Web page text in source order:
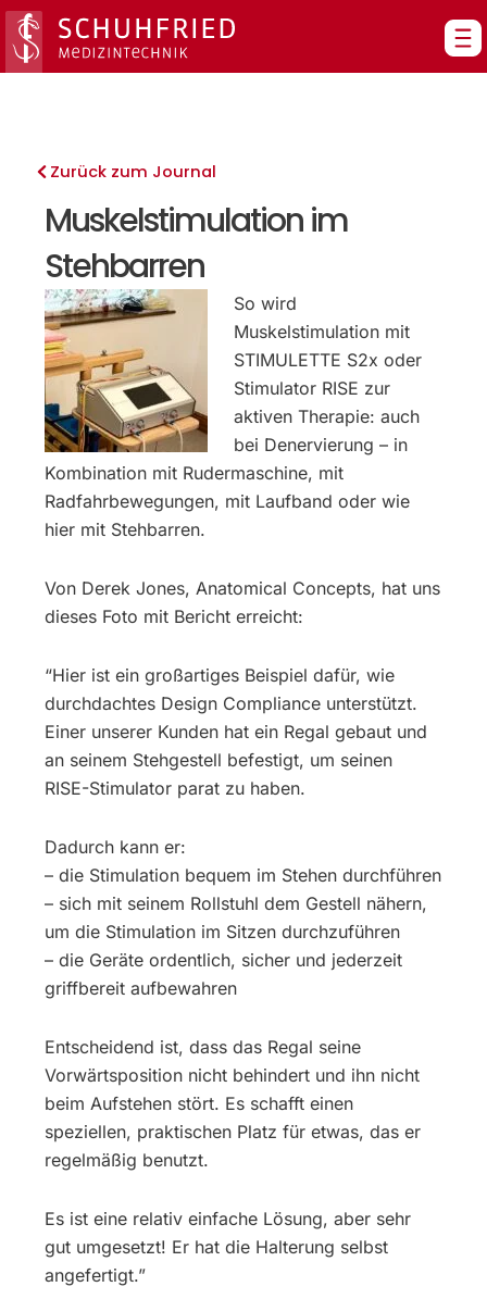
Zum
Inhalt
springen
Zurück zum Journal
Muskelstimulation im
Stehbarren
So wird
Muskelstimulation mit
STIMULETTE S2x oder
Stimulator RISE zur
aktiven Therapie: auch
bei Denervierung – in
Kombination mit Rudermaschine, mit
Radfahrbewegungen, mit Laufband oder wie
hier mit Stehbarren.
Von Derek Jones, Anatomical Concepts, hat uns
dieses Foto mit Bericht erreicht:
“Hier ist ein großartiges Beispiel dafür, wie
durchdachtes Design Compliance unterstützt.
Einer unserer Kunden hat ein Regal gebaut und
an seinem Stehgestell befestigt, um seinen
RISE-Stimulator parat zu haben.
Dadurch kann er:
– die Stimulation bequem im Stehen durchführen
– sich mit seinem Rollstuhl dem Gestell nähern,
um die Stimulation im Sitzen durchzuführen
– die Geräte ordentlich, sicher und jederzeit
griffbereit aufbewahren
Entscheidend ist, dass das Regal seine
Vorwärtsposition nicht behindert und ihn nicht
beim Aufstehen stört. Es schafft einen
speziellen, praktischen Platz für etwas, das er
regelmäßig benutzt.
Es ist eine relativ einfache Lösung, aber sehr
gut umgesetzt! Er hat die Halterung selbst
angefertigt.”